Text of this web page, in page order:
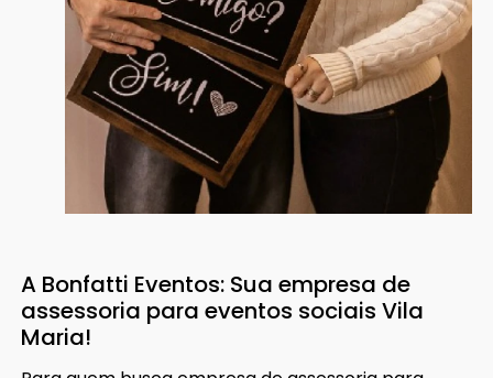
A Bonfatti Eventos: Sua empresa de
assessoria para eventos sociais Vila
Maria!